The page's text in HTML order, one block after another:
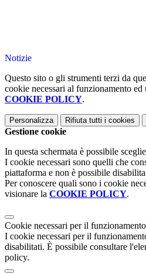
Notizie
Questo sito o gli strumenti terzi da
cookie necessari al funzionamento
COOKIE POLICY.
Personalizza Rifiuta tutti i cookies
Gestione cookie
In questa schermata è possibile
I cookie necessari sono quelli che
piattaforma e non è possibile
Per conoscere quali sono i cookie
visionare la COOKIE POLICY.
Cookie necessari per il funzionamento
I cookie necessari per il
disabilitati. È possibile consultare
policy.